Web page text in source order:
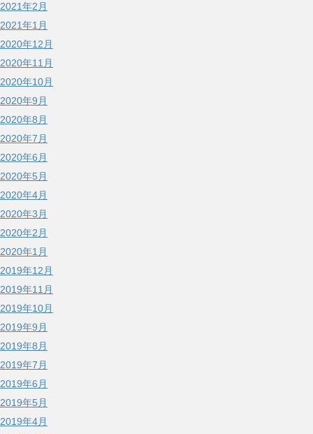
2021年2月
2021年1月
2020年12月
2020年11月
2020年10月
2020年9月
2020年8月
2020年7月
2020年6月
2020年5月
2020年4月
2020年3月
2020年2月
2020年1月
2019年12月
2019年11月
2019年10月
2019年9月
2019年8月
2019年7月
2019年6月
2019年5月
2019年4月